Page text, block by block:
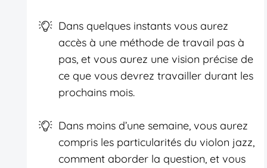
Dans quelques instants vous aurez
accès à une méthode de travail pas à
pas, et vous aurez une vision précise de
ce que vous devrez travailler durant les
prochains mois.
Dans moins d’une semaine, vous aurez
compris les particularités du violon jazz,
comment aborder la question, et vous